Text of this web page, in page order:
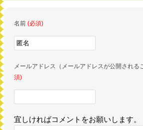
名前 (必須)
メールアドレス（メールアドレスが公開される
須)
宜しければコメントをお願いします。